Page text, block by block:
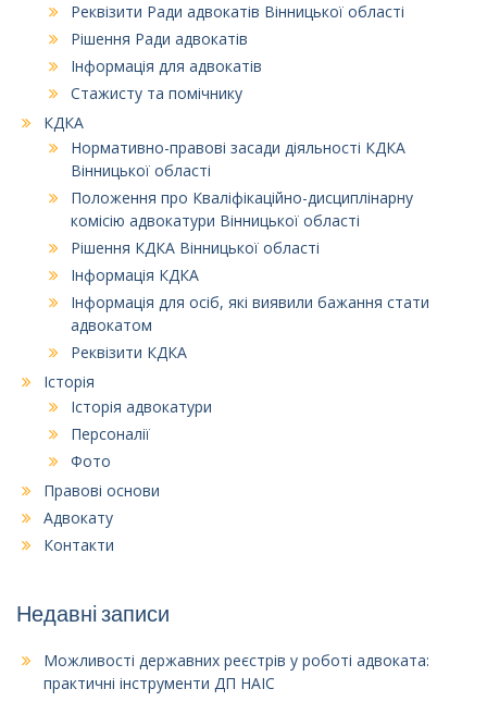
Реквізити Ради адвокатів Вінницької області
Рішення Ради адвокатів
Інформація для адвокатів
Стажисту та помічнику
КДКА
Нормативно-правові засади діяльності КДКА
Вінницької області
Положення про Кваліфікаційно-дисциплінарну
комісію адвокатури Вінницької області
Рішення КДКА Вінницької області
Інформація КДКА
Інформація для осіб, які виявили бажання стати
адвокатом
Реквізити КДКА
Історія
Історія адвокатури
Персоналії
Фото
Правові основи
Адвокату
Контакти
Недавні записи
Можливості державних реєстрів у роботі адвоката:
практичні інструменти ДП НАІС